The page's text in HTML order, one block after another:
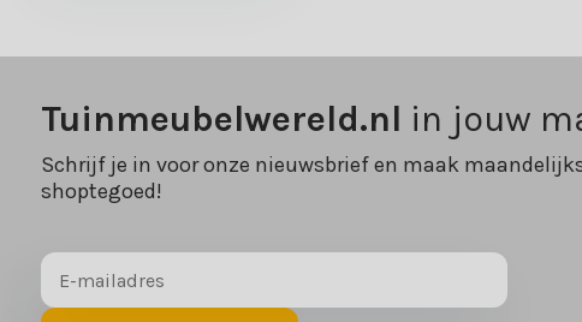
Tuinmeubelwereld.nl in jouw
Schrijf je in voor onze nieuwsbrief en maak
shoptegoed!